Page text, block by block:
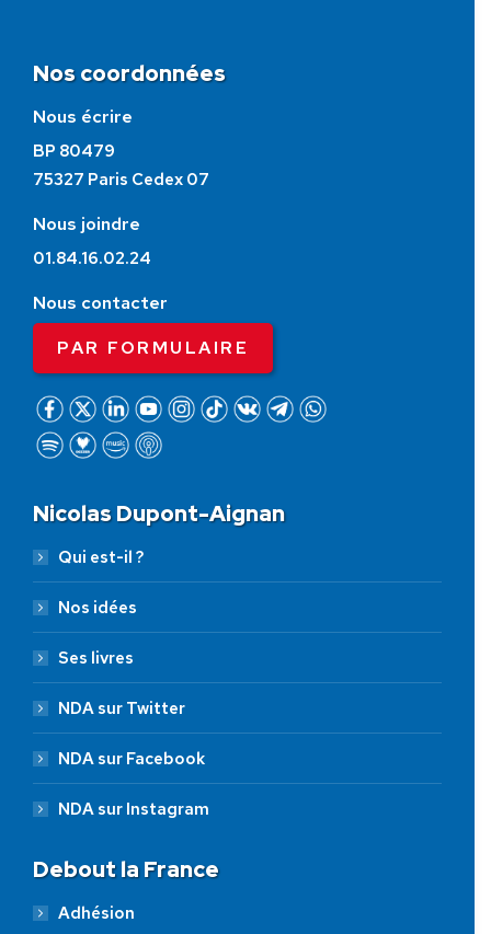
Nos coordonnées
Nous écrire
BP 80479
75327 Paris Cedex 07
Nous joindre
01.84.16.02.24
Nous contacter
PAR FORMULAIRE
Nicolas Dupont-Aignan
Qui est-il ?
Nos idées
Ses livres
NDA sur Twitter
NDA sur Facebook
NDA sur Instagram
Debout la France
Adhésion